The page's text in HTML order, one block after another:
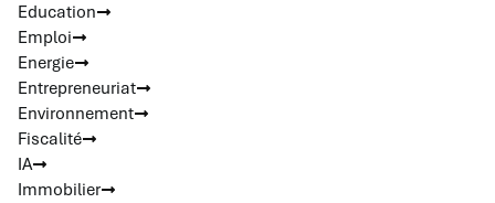
Education
Emploi
Energie
Entrepreneuriat
Environnement
Fiscalité
IA
Immobilier